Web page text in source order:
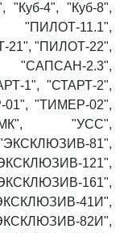
4", "Куб-8",
11.1",
21", "ПИЛОТ-22",
2.3",
1", "СТАРТ-2",
"ТИМЕР-02",
"УСС",
81",
121",
161",
41И",
82И",